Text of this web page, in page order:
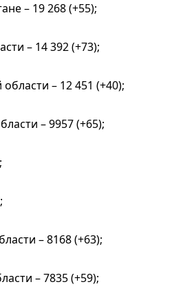
– 19 268 (+55);
– 14 392 (+73);
– 12 451 (+40);
– 9957 (+65);
– 8168 (+63);
– 7835 (+59);